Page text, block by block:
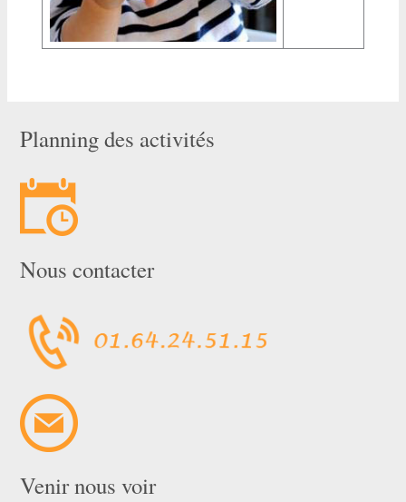
Planning des activités
Nous contacter
Venir nous voir